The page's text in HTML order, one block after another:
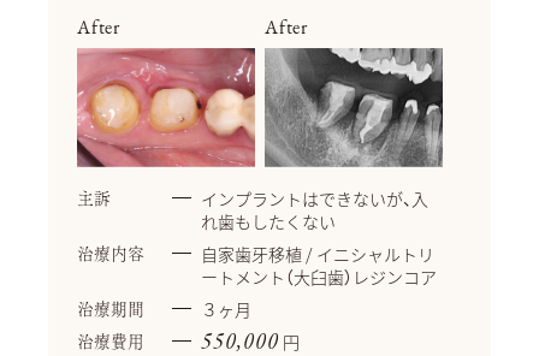
After After
主訴
インプラントはできないが、入
れ歯もしたくない
治療内容
自家歯牙移植 / イニシャルトリ
ートメント（大臼歯）レジンコア
治療期間 ３ヶ月
治療費用 550,000 円